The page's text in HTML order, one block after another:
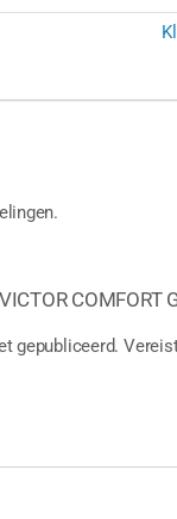
COMFORT
gepubliceerd.